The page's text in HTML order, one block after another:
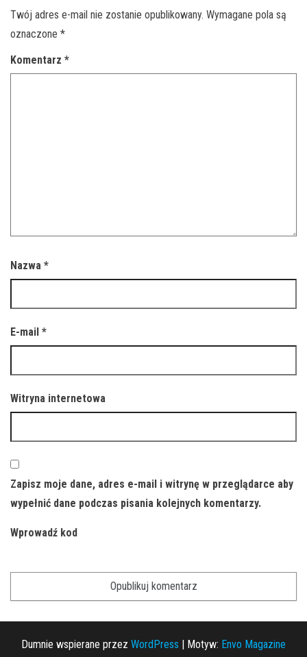
Twój adres e-mail nie zostanie opublikowany. Wymagane pola są
oznaczone *
Komentarz *
Nazwa *
E-mail *
Witryna internetowa
Zapisz moje dane, adres e-mail i witrynę w przeglądarce aby
wypełnić dane podczas pisania kolejnych komentarzy.
Wprowadź kod
Dumnie wspierane przez WordPress | Motyw: Envo Magazine